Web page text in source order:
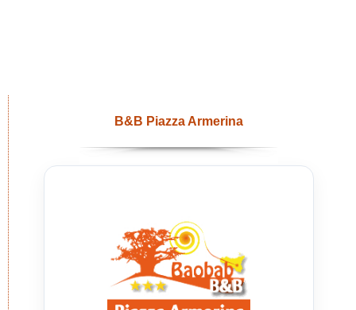
B&B Piazza Armerina